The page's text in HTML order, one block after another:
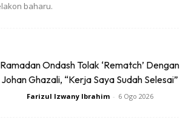
baharu.
Ramadan Ondash Tolak ‘Rematch’ Dengan
Johan Ghazali, “Kerja Saya Sudah Selesai”
Farizul Izwany Ibrahim - 6 Ogo 2026